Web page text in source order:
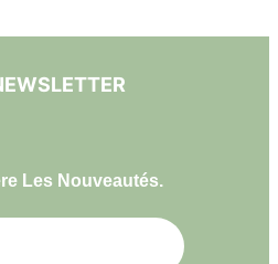
Les Nouveautés.